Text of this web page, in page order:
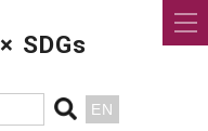
× SDGs
EN